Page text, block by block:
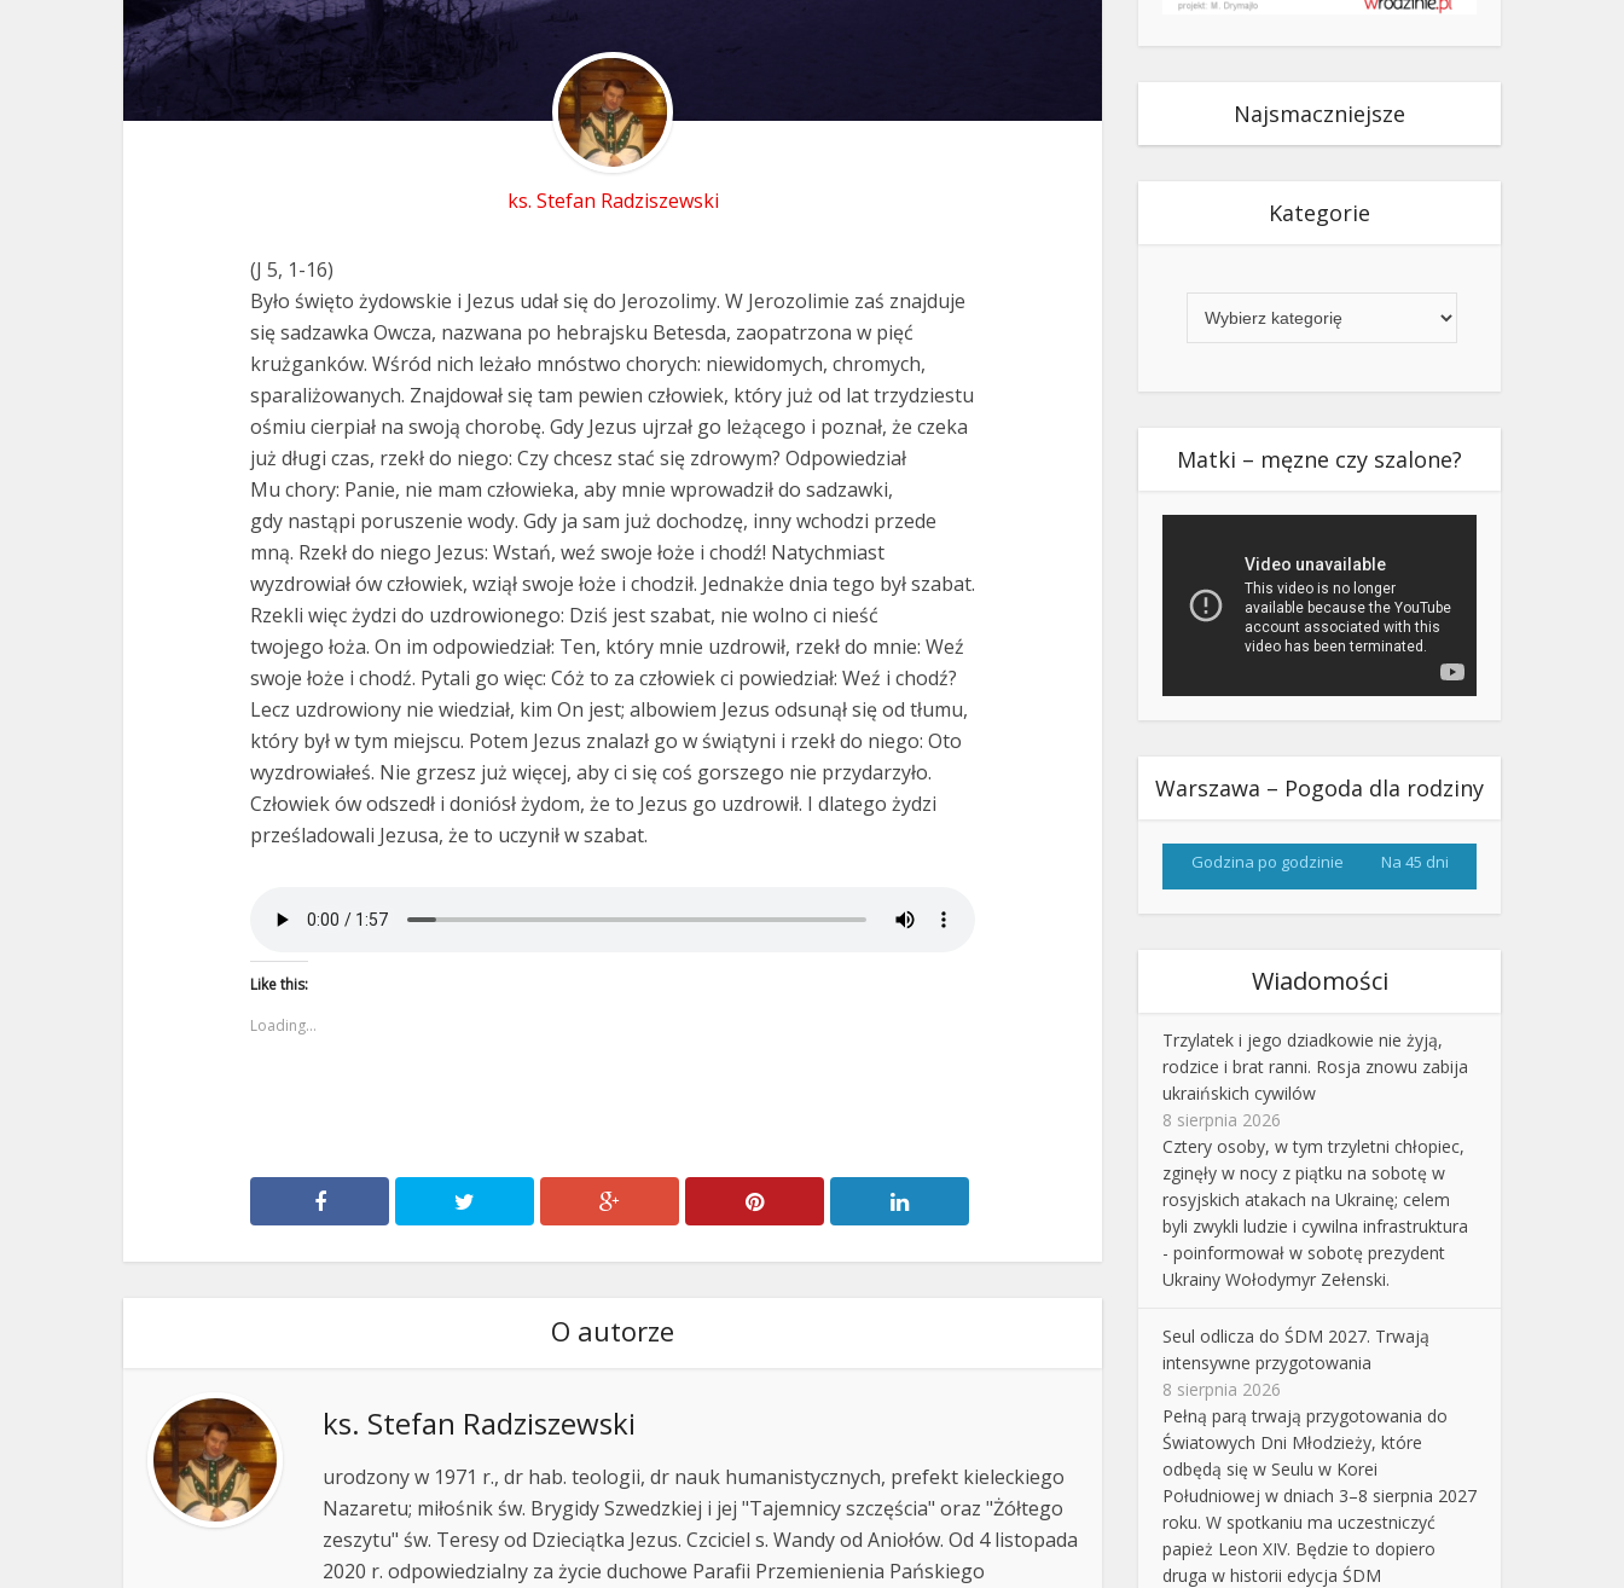
ks. Stefan Radziszewski
(J 5, 1-16)
Było święto żydowskie i Jezus udał się do Jerozolimy. W Jerozolimie zaś znajduje
się sadzawka Owcza, nazwana po hebrajsku Betesda, zaopatrzona w pięć
krużganków. Wśród nich leżało mnóstwo chorych: niewidomych, chromych,
sparaliżowanych. Znajdował się tam pewien człowiek, który już od lat trzydziestu
ośmiu cierpiał na swoją chorobę. Gdy Jezus ujrzał go leżącego i poznał, że czeka
już długi czas, rzekł do niego: Czy chcesz stać się zdrowym? Odpowiedział
Mu chory: Panie, nie mam człowieka, aby mnie wprowadził do sadzawki,
gdy nastąpi poruszenie wody. Gdy ja sam już dochodzę, inny wchodzi przede
mną. Rzekł do niego Jezus: Wstań, weź swoje łoże i chodź! Natychmiast
wyzdrowiał ów człowiek, wziął swoje łoże i chodził. Jednakże dnia tego był szabat.
Rzekli więc żydzi do uzdrowionego: Dziś jest szabat, nie wolno ci nieść
twojego łoża. On im odpowiedział: Ten, który mnie uzdrowił, rzekł do mnie: Weź
swoje łoże i chodź. Pytali go więc: Cóż to za człowiek ci powiedział: Weź i chodź?
Lecz uzdrowiony nie wiedział, kim On jest; albowiem Jezus odsunął się od tłumu,
który był w tym miejscu. Potem Jezus znalazł go w świątyni i rzekł do niego: Oto
wyzdrowiałeś. Nie grzesz już więcej, aby ci się coś gorszego nie przydarzyło.
Człowiek ów odszedł i doniósł żydom, że to Jezus go uzdrowił. I dlatego żydzi
prześladowali Jezusa, że to uczynił w szabat.
Like this:
Loading...
O autorze
ks. Stefan Radziszewski
urodzony w 1971 r., dr hab. teologii, dr nauk humanistycznych, prefekt kieleckiego
Nazaretu; miłośnik św. Brygidy Szwedzkiej i jej "Tajemnicy szczęścia" oraz "Żółtego
zeszytu" św. Teresy od Dzieciątka Jezus. Czciciel s. Wandy od Aniołów. Od 4 listopada
2020 r. odpowiedzialny za życie duchowe Parafii Przemienienia Pańskiego
Najsmaczniejsze
Kategorie
Matki – męzne czy szalone?
Warszawa – Pogoda dla rodziny
Godzina po godzinie Na 45 dni
Wiadomości
Trzylatek i jego dziadkowie nie żyją,
rodzice i brat ranni. Rosja znowu zabija
ukraińskich cywilów
8 sierpnia 2026
Cztery osoby, w tym trzyletni chłopiec,
zginęły w nocy z piątku na sobotę w
rosyjskich atakach na Ukrainę; celem
byli zwykli ludzie i cywilna infrastruktura
- poinformował w sobotę prezydent
Ukrainy Wołodymyr Zełenski.
Seul odlicza do ŚDM 2027. Trwają
intensywne przygotowania
8 sierpnia 2026
Pełną parą trwają przygotowania do
Światowych Dni Młodzieży, które
odbędą się w Seulu w Korei
Południowej w dniach 3–8 sierpnia 2027
roku. W spotkaniu ma uczestniczyć
papież Leon XIV. Będzie to dopiero
druga w historii edycja ŚDM